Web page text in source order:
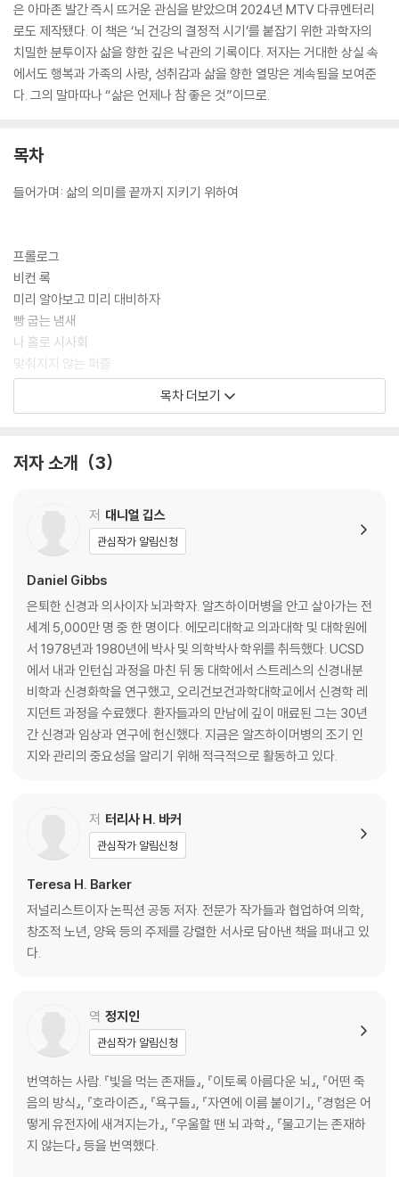
은 아마존 발간 즉시 뜨거운 관심을 받았으며 2024년 MTV 다큐멘터리
로도 제작됐다. 이 책은 ‘뇌 건강의 결정적 시기’를 붙잡기 위한 과학자의
치밀한 분투이자 삶을 향한 깊은 낙관의 기록이다. 저자는 거대한 상실 속
에서도 행복과 가족의 사랑, 성취감과 삶을 향한 열망은 계속됨을 보여준
다. 그의 말마따나 “삶은 언제나 참 좋은 것”이므로.
목차
들어가며: 삶의 의미를 끝까지 지키기 위하여
프롤로그
비컨 록
미리 알아보고 미리 대비하자
빵 굽는 냄새
나 홀로 시사회
맞춰지지 않는 퍼즐
잠긴 상자와 가계도
감춰진 뇌가 드러나다
아리아가 오페라 독창곡이라면 좋겠지만
우리의 모든 선택이 삶을 변화시킨다
마들렌, 음악, 아프리카비둘기
내려다보지 않으면 무섭지 않다
DNA를 넘어: 가족의 역사를 다시 생각하다
5시 뉴스: 은퇴한 신경과 의사 알츠하이머병 투병 중
숲, 나무, 그리고 내가 딛고 선 땅
알츠하이머병이라 불리는 병의 실체를 다시 생각하다
의미 있는 결과
에필로그: 글 쓰는 삶
참고자료 | 주석 | 감사의 말 | 찾아보기
목차 더보기
저자 소개 3
저 대니얼 깁스
관심작가 알림신청
Daniel Gibbs
은퇴한 신경과 의사이자 뇌과학자. 알츠하이머병을 안고 살아가는 전
세계 5,000만 명 중 한 명이다. 에모리대학교 의과대학 및 대학원에
서 1978년과 1980년에 박사 및 의학박사 학위를 취득했다. UCSD
에서 내과 인턴십 과정을 마친 뒤 동 대학에서 스트레스의 신경내분
비학과 신경화학을 연구했고, 오리건보건과학대학교에서 신경학 레
지던트 과정을 수료했다. 환자들과의 만남에 깊이 매료된 그는 30년
간 신경과 임상과 연구에 헌신했다. 지금은 알츠하이머병의 조기 인
지와 관리의 중요성을 알리기 위해 적극적으로 활동하고 있다.
저 터리사 H. 바커
관심작가 알림신청
Teresa H. Barker
저널리스트이자 논픽션 공동 저자. 전문가 작가들과 협업하여 의학,
창조적 노년, 양육 등의 주제를 강렬한 서사로 담아낸 책을 펴내고 있
다.
역 정지인
관심작가 알림신청
번역하는 사람. 『빛을 먹는 존재들』, 『이토록 아름다운 뇌』, 『어떤 죽
음의 방식』, 『호라이즌』, 『욕구들』, 『자연에 이름 붙이기』, 『경험은 어
떻게 유전자에 새겨지는가』, 『우울할 땐 뇌 과학』, 『물고기는 존재하
지 않는다』 등을 번역했다.